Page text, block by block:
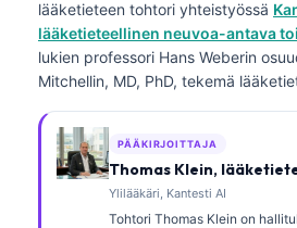
lääketieteen tohtori yhteistyössä
lääketieteellinen neuvoa-antava
lukien professori Hans Weberin
Mitchellin, MD, PhD, tekemä
PÄÄKIRJOITTAJA
Thomas Klein,
Ylilääkäri, Kantesti AI
Tohtori Thomas Klein on